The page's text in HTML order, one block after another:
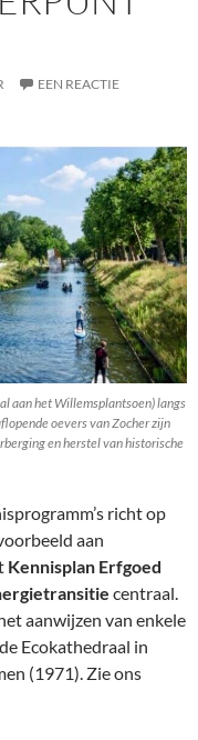
EEN REACTIE
aan het Willemsplantsoen) langs
oevers van Zocher zijn
en herstel van historische
richt op
aan
Kennisplan Erfgoed
centraal.
aanwijzen van enkele
Ecokathedraal in
(1971). Zie ons